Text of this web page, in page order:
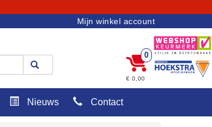
Mijn winkel account
0
€ 0,00
Nieuws Contact